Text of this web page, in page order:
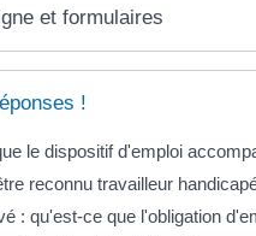
et formulaires
!
le dispositif d'emploi
reconnu travailleur
: qu'est-ce que l'obligation